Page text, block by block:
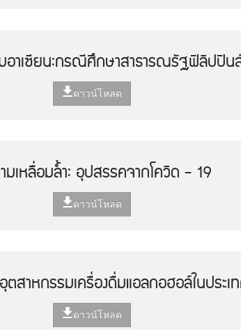
มอาเซียน:กรณีศึกษาสาธารณรัฐฟิลิปปิน
ดาวน์โหลด
มเหลื่อมล้ำ: อุปสรรคจากโควิด - 19
ดาวน์โหลด
ตสาหกรรมเครื่องดื่มแอลกอฮอล์ในประเ
ดาวน์โหลด